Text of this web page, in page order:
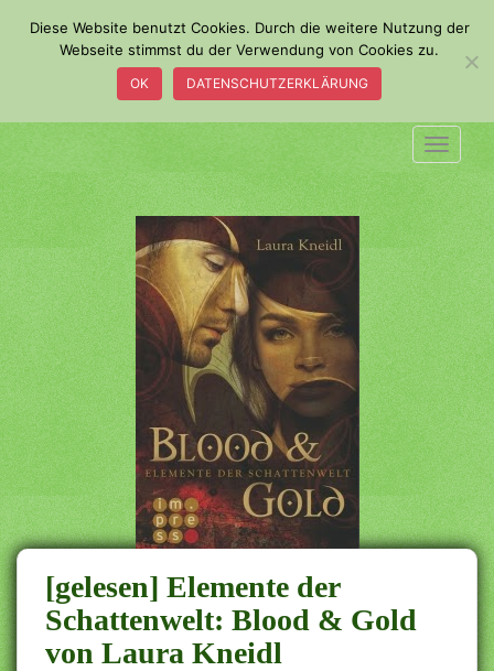
a
i
n
c
o
n
t
e
n
t
[gelesen] Elemente der
Schattenwelt: Blood & Gold
von Laura Kneidl
Diese Website benutzt Cookies. Durch die weitere Nutzung der
Webseite stimmst du der Verwendung von Cookies zu.
OK DATENSCHUTZERKLÄRUNG